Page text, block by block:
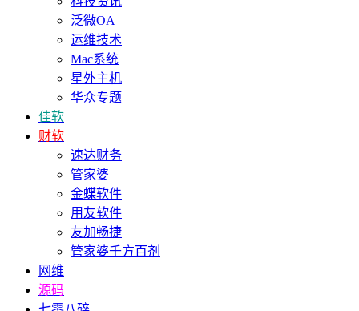
泛微OA
运维技术
Mac系统
星外主机
华众专题
佳软
财软
速达财务
管家婆
金蝶软件
用友软件
友加畅捷
管家婆千方百剂
网维
源码